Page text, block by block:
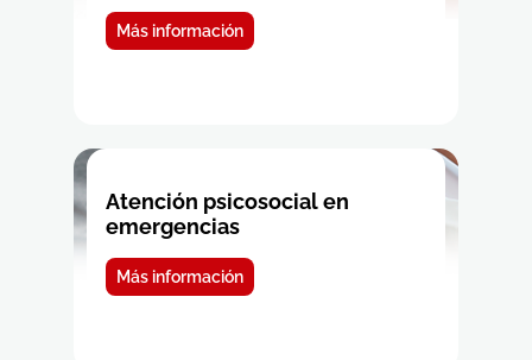
Más información
Atención psicosocial en
emergencias
Más información